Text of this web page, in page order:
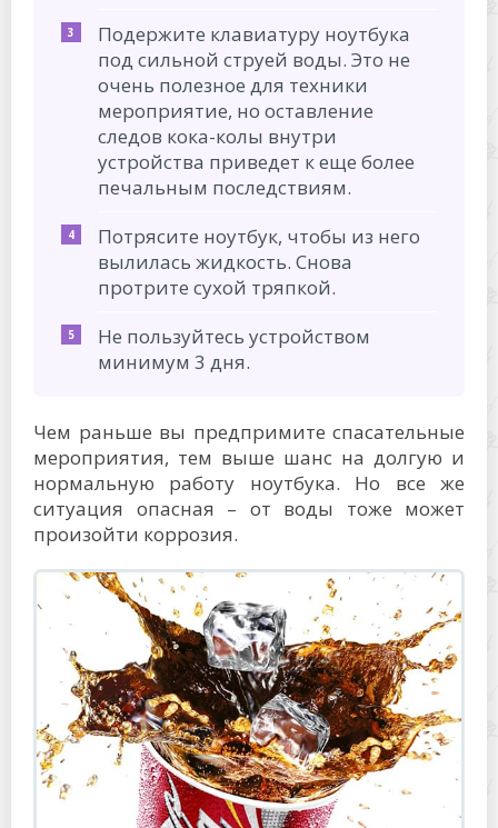
Подержите клавиатуру ноутбука
под сильной струей воды. Это не
очень полезное для техники
мероприятие, но оставление
следов кока-колы внутри
устройства приведет к еще более
печальным последствиям.
Потрясите ноутбук, чтобы из него
вылилась жидкость. Снова
протрите сухой тряпкой.
Не пользуйтесь устройством
минимум 3 дня.
Чем раньше вы предпримите спасательные
мероприятия, тем выше шанс на долгую и
нормальную работу ноутбука. Но все же
ситуация опасная – от воды тоже может
произойти коррозия.